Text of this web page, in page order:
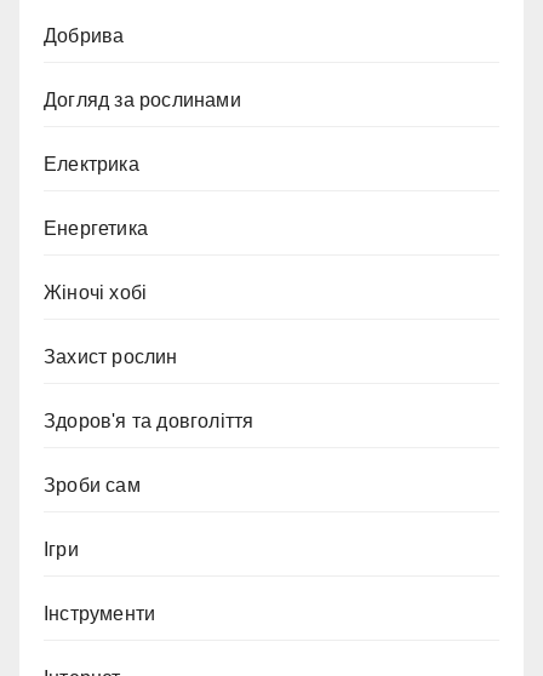
Добрива
Догляд за рослинами
Електрика
Енергетика
Жіночі хобі
Захист рослин
Здоров'я та довголіття
Зроби сам
Ігри
Інструменти